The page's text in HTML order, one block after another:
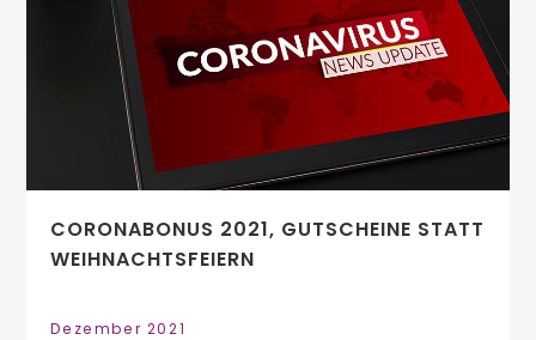
CORONABONUS 2021, GUTSCHEINE STATT
WEIHNACHTSFEIERN
Dezember 2021